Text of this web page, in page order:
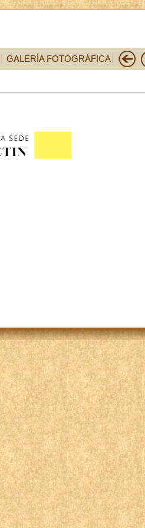
GALERÍA FOTOGRÁFICA